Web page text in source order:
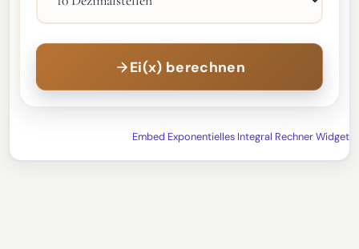
Ei(x) berechnen
Embed Exponentielles Integral Rechner Widget